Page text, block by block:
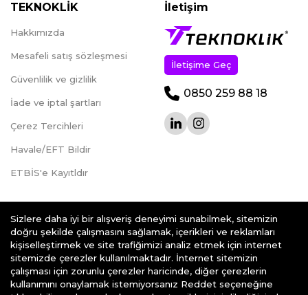
TEKNOKLİK
Hakkımızda
Mesafeli satış sözleşmesi
Güvenlilik ve gizlilik
İade ve iptal şartları
Çerez Tercihleri
Havale/EFT Bildir
ETBİS'e Kayıtldır
İletişim
İletişime Geç
0850 259 88 18
teknoklik.com © 2026 - Her Hakkı Saklıdır.
Sizlere daha iyi bir alışveriş deneyimi sunabilmek, sitemizin
doğru şekilde çalışmasını sağlamak, içerikleri ve reklamları
kişiselleştirmek ve site trafiğimizi analiz etmek için internet
sitemizde çerezler kullanılmaktadır. İnternet sitemizin
çalışması için zorunlu çerezler haricinde, diğer çerezlerin
kullanımını onaylamak istemiyorsanız Reddet seçeneğine